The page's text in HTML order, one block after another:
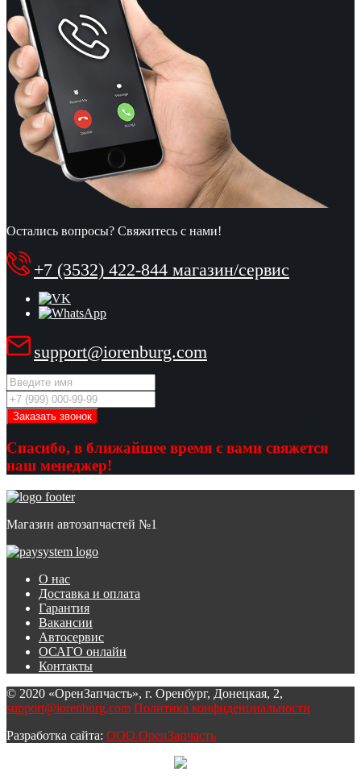
Остались вопросы? Свяжитесь с нами!
+7 (3532) 422-844 магазин/сервис
support@iorenburg.com
Спасибо, в ближайшее время с вами свяжется
наш менеджер!
Магазин автозапчастей №1
О нас
Доставка и оплата
Гарантия
Вакансии
Автосервис
ОСАГО онлайн
Контакты
© 2020 «ОренЗапчасть», г. Оренбург, Донецкая, 2,
support@iorenburg.com Политика конфиденциальности
Разработка сайта: ООО ОренЗапчасть